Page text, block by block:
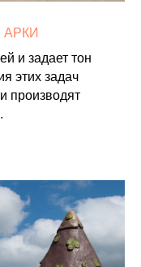
и задает тон
этих задач
производят